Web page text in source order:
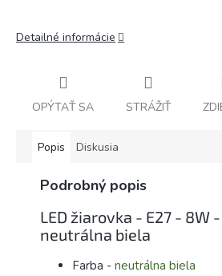
Detailné informácie
OPÝTAŤ SA STRÁŽIŤ
Popis Diskusia
Podrobný popis
LED žiarovka - E27 - 8W
neutrálna biela
Farba - neutrálna biela